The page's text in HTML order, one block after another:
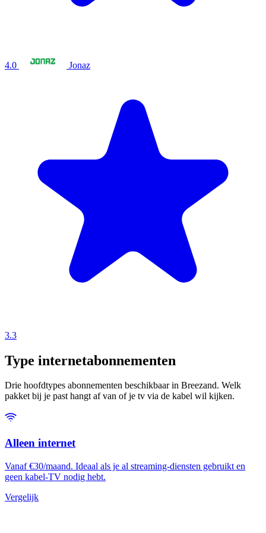
4.0 Jonaz
3.3
Type internetabonnementen
Drie hoofdtypes abonnementen beschikbaar in Breezand. Welk
pakket bij je past hangt af van of je tv via de kabel wil kijken.
Alleen internet
Vanaf €30/maand. Ideaal als je al streaming-diensten gebruikt en
geen kabel-TV nodig hebt.
Vergelijk